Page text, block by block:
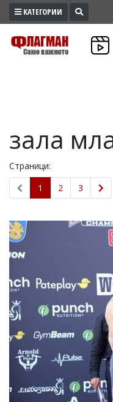
ПРОМО
ЗОНА
ЗДРАВЕ
ПОЛИТИКА
ОБЩИНИ
ЛАЙФСТАЙЛ
ВОЙНАТА
В
УКРАЙНА
РАЗСЛЕДВАНЕ
БИЗНЕС
Управители:
КАТЕГОРИИ
зала
Страници:
1
2 3